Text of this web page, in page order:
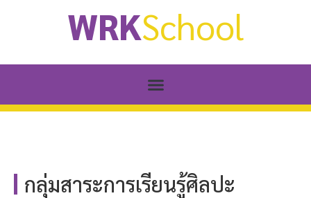
WRKSchool
กลุ่มสาระการเรียนรู้ศิลปะ